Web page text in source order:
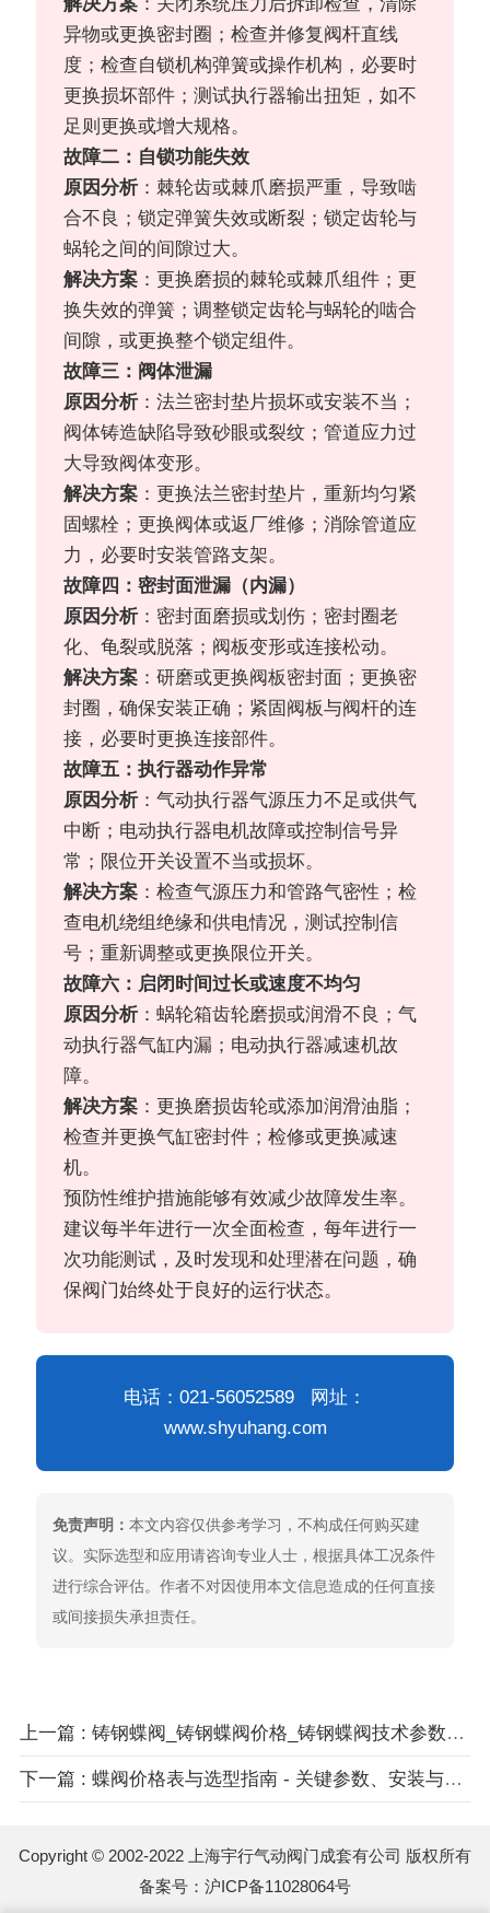
解决方案 ：关闭系统压力后拆卸检查，清除
异物或更换密封圈；检查并修复阀杆直线
度；检查自锁机构弹簧或操作机构，必要时
更换损坏部件；测试执行器输出扭矩，如不
足则更换或增大规格。
故障二：自锁功能失效
原因分析：棘轮齿或棘爪磨损严重，导致啮
合不良；锁定弹簧失效或断裂；锁定齿轮与
蜗轮之间的间隙过大。
解决方案 ：更换磨损的棘轮或棘爪组件；更
换失效的弹簧；调整锁定齿轮与蜗轮的啮合
间隙，或更换整个锁定组件。
故障三：阀体泄漏
原因分析：法兰密封垫片损坏或安装不当；
阀体铸造缺陷导致砂眼或裂纹；管道应力过
大导致阀体变形。
解决方案 ：更换法兰密封垫片，重新均匀紧
固螺栓；更换阀体或返厂维修；消除管道应
力，必要时安装管路支架。
故障四：密封面泄漏（内漏）
原因分析：密封面磨损或划伤；密封圈老
化、龟裂或脱落；阀板变形或连接松动。
解决方案 ：研磨或更换阀板密封面；更换密
封圈，确保安装正确；紧固阀板与阀杆的连
接，必要时更换连接部件。
故障五：执行器动作异常
原因分析：气动执行器气源压力不足或供气
中断；电动执行器电机故障或控制信号异
常；限位开关设置不当或损坏。
解决方案 ：检查气源压力和管路气密性；检
查电机绕组绝缘和供电情况，测试控制信
号；重新调整或更换限位开关。
故障六：启闭时间过长或速度不均匀
原因分析：蜗轮箱齿轮磨损或润滑不良；气
动执行器气缸内漏；电动执行器减速机故
障。
解决方案 ：更换磨损齿轮或添加润滑油脂；
检查并更换气缸密封件；检修或更换减速
机。
预防性维护措施能够有效减少故障发生率。
建议每半年进行一次全面检查，每年进行一
次功能测试，及时发现和处理潜在问题，确
保阀门始终处于良好的运行状态。
电话：021-56052589 网址：
www.shyuhang.com
免责声明：本文内容仅供参考学习，不构成任何购买建
议。实际选型和应用请咨询专业人士，根据具体工况条件
进行综合评估。作者不对因使用本文信息造成的任何直接
或间接损失承担责任。
上一篇 : 铸钢蝶阀_铸钢蝶阀价格_铸钢蝶阀技术参数与选型指南
下一篇 : 蝶阀价格表与选型指南 - 关键参数、安装与维护全解
Copyright © 2002-2022 上海宇行气动阀门成套有公司 版权所有
备案号： 沪ICP备11028064号